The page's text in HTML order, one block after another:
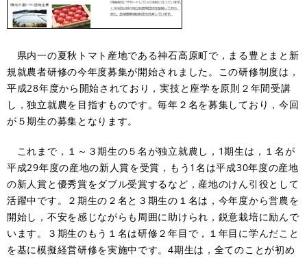
県内一の夏秋トマト産地である神石高原町で，まる豊とまと新
規就農者研修の今年度募集が開始されました。この研修制度は，
平成28年度から開始されており，実技と座学を原則２年間受講
し，独立就農を目指すものです。毎年２名を募集しており，今回
が５期生の募集となります。
これまで，１～３期生の５名が独立就農し，1期生は，１名が
平成29年度の産地の新人賞を受賞，もう1名は平成30年度の産地
の新人賞と優秀賞をダブル受賞するなど，産地のけん引役として
活躍中です。２期生の２名と３期生の１名は，今年度から営農を
開始し，不安を感じながらも周囲に助けられ，鋭意栽培に励んで
います。３期生のもう１名は研修２年目で，１年目に学んだこと
を基に模擬経営研修を実施中です。4期生は，全てのことが初め